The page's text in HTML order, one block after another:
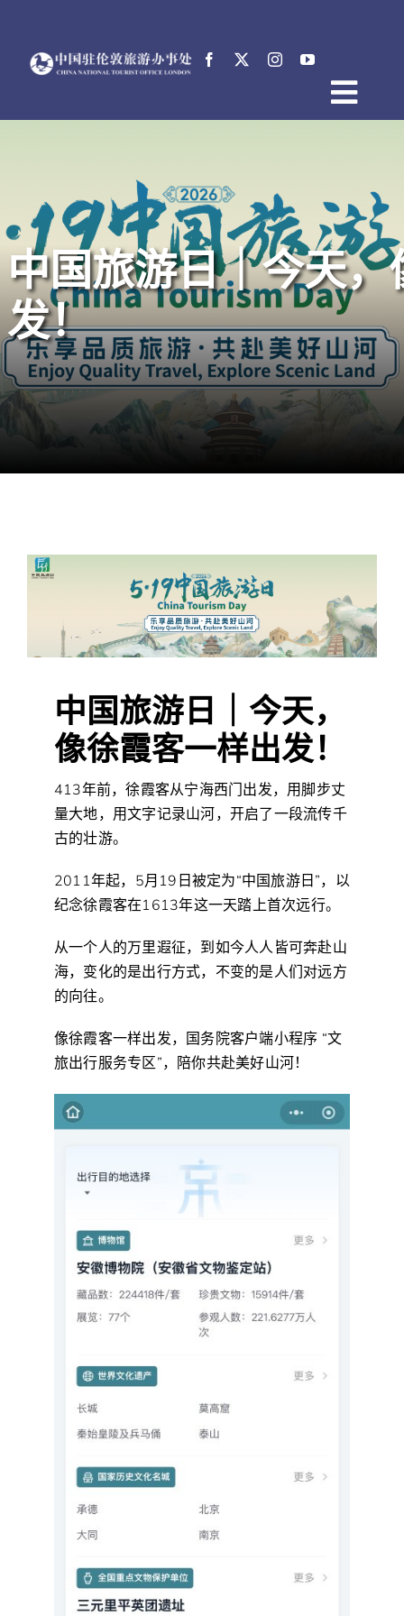
新闻
活动
电子文档
English
中国旅游日｜今天
发！
中国旅游日｜今天，
像徐霞客一样出发！
413年前，徐霞客从宁海西门出发，用脚步丈
量大地，用文字记录山河，开启了一段流传千
古的壮游。
2011年起，5月19日被定为“中国旅游日”，以
纪念徐霞客在1613年这一天踏上首次远行。
从一个人的万里遐征，到如今人人皆可奔赴山
海，变化的是出行方式，不变的是人们对远方
的向往。
像徐霞客一样出发，国务院客户端小程序 “文
旅出行服务专区”，陪你共赴美好山河！